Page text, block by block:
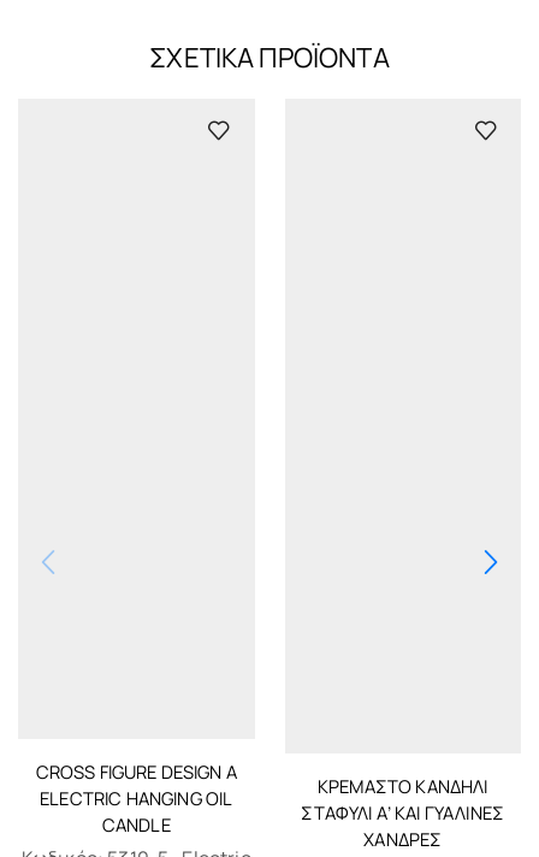
ΣΧΕΤΙΚΆ ΠΡΟΪΌΝΤΑ
CROSS FIGURE DESIGN A
ELECTRIC HANGING OIL
CANDLE
ΚΡΕΜΑΣΤΌ ΚΑΝΔΉΛΙ
ΣΤΑΦΎΛΙ Α’ ΚΑΙ ΓΥΑΛΙΝΕΣ
ΧΆΝΔΡΕΣ